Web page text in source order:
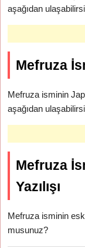
aşağıdan
Mefruza
Mefruza isminin
aşağıdan
Mefruza
Yazılışı
Mefruza isminin eski
musunuz?